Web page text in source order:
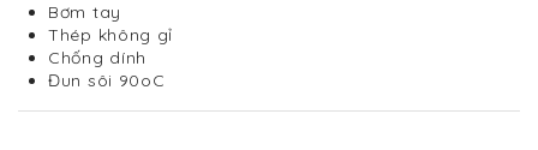
Bơm tay
Thép không gỉ
Chống dính
Đun sôi 90oC